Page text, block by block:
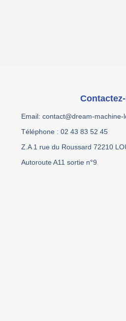
Email: contact@dream-machine-
Téléphone : 02 43 83 52 45
Z.A 1 rue du Roussard 72210
Autoroute A11 sortie n°9